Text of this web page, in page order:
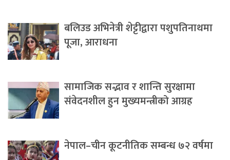
बलिउड अभिनेत्री शेट्टीद्वारा पशुपतिनाथमा
पूजा, आराधना
सामाजिक सद्भाव र शान्ति सुरक्षामा
संवेदनशील हुन मुख्यमन्त्रीको आग्रह
नेपाल–चीन कूटनीतिक सम्बन्ध ७२ वर्षमा